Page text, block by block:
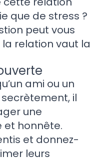
que de stress ?
peut vous
relation vaut la
ami ou un
il
une
et honnête.
et donnez-
leurs